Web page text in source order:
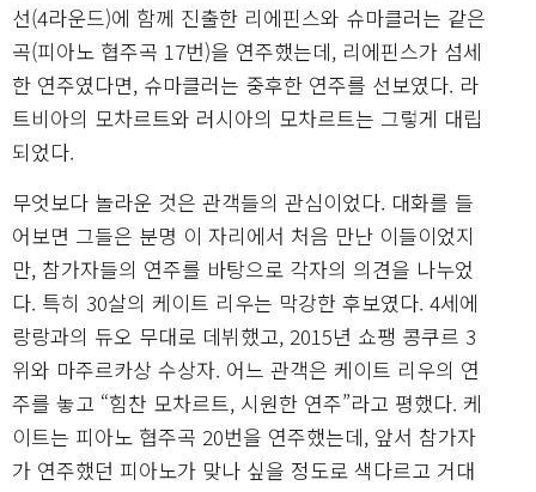
선(4라운드)에 함께 진출한 리에핀스와 슈마클러는 같은
곡(피아노 협주곡 17번)을 연주했는데, 리에핀스가 섬세
한 연주였다면, 슈마클러는 중후한 연주를 선보였다. 라
트비아의 모차르트와 러시아의 모차르트는 그렇게 대립
되었다.
무엇보다 놀라운 것은 관객들의 관심이었다. 대화를 들
어보면 그들은 분명 이 자리에서 처음 만난 이들이었지
만, 참가자들의 연주를 바탕으로 각자의 의견을 나누었
다. 특히 30살의 케이트 리우는 막강한 후보였다. 4세에
랑랑과의 듀오 무대로 데뷔했고, 2015년 쇼팽 콩쿠르 3
위와 마주르카상 수상자. 어느 관객은 케이트 리우의 연
주를 놓고 “힘찬 모차르트, 시원한 연주”라고 평했다. 케
이트는 피아노 협주곡 20번을 연주했는데, 앞서 참가자
가 연주했던 피아노가 맞나 싶을 정도로 색다르고 거대